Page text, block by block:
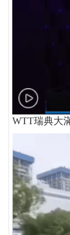
WTT瑞典大